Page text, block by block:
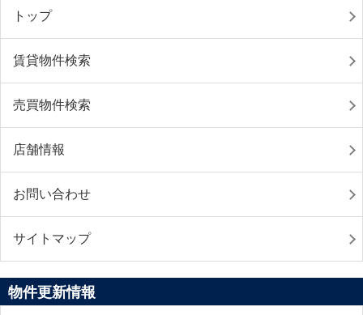
トップ
賃貸物件検索
売買物件検索
店舗情報
お問い合わせ
サイトマップ
物件更新情報